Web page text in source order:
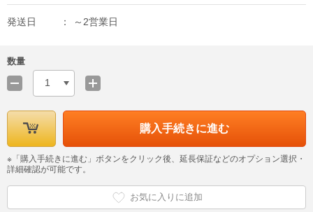
発送日 ～2営業日
数量
1
購入手続きに進む
※「購入手続きに進む」ボタンをクリック後、延長保証などのオプション選択・
詳細確認が可能です。
お気に入りに追加